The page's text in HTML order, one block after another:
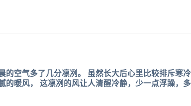
的空气多了几分凛冽。 虽然长大后心里比较排斥寒冷
的暖风， 这凛冽的风让人清醒冷静，少一点浮躁，多